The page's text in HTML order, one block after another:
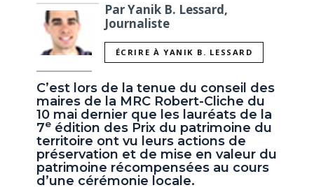
Par Yanik B. Lessard,
Journaliste
ÉCRIRE À YANIK B. LESSARD
C’est lors de la tenue du conseil des
maires de la MRC Robert-Cliche du
10 mai dernier que les lauréats de la
7e édition des Prix du patrimoine du
territoire ont vu leurs actions de
préservation et de mise en valeur du
patrimoine récompensées au cours
d’une cérémonie locale.